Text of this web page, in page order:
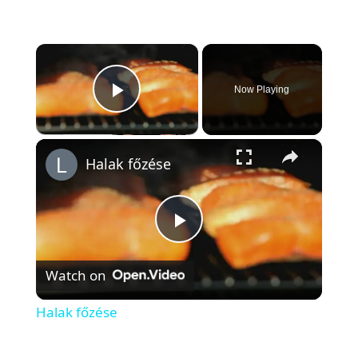
×
Play Video
Now Playing
×
P
l
Halak főzése
Watch on
Halak főzése